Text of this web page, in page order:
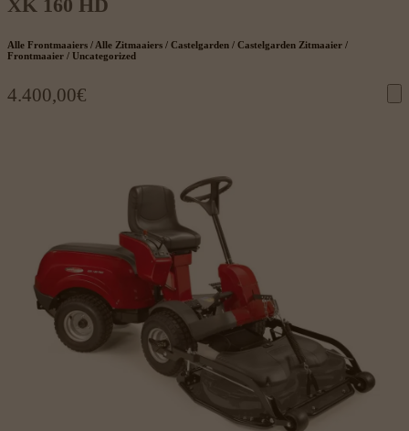
XK 160 HD
Alle Frontmaaiers / Alle Zitmaaiers / Castelgarden / Castelgarden Zitmaaier /
Frontmaaier / Uncategorized
4.400,00€